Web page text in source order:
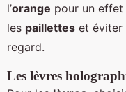
l’orange pour un
les paillettes et éviter
regard.
Les lèvres